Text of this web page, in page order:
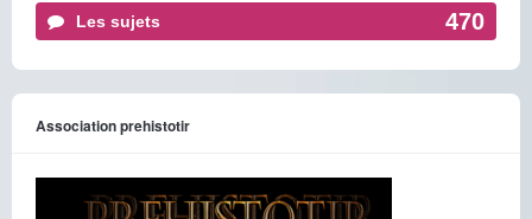
Les sujets 470
Association prehistotir